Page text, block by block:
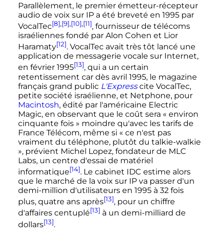
Parallèlement, le premier émetteur-récepteur
audio de voix sur IP a été breveté en 1995 par
VocalTec[8],[9],[10],[11], fournisseur de télécoms
israéliennes fondé par Alon Cohen et Lior
Haramaty[12]. VocalTec avait très tôt lancé une
application de messagerie vocale sur Internet,
en février 1995[13], qui a un certain
retentissement car dès avril 1995, le magazine
français grand public L'Expresscite VocalTec,
petite société israélienne, et Netphone, pour
Macintosh, édité par l'américaine Electric
Magic, en observant que le coût sera « environ
cinquante fois » moindre qu'avec les tarifs de
France Télécom, même si « ce n'est pas
vraiment du téléphone, plutôt du talkie-walkie
», prévient Michel Lopez, fondateur de MLC
Labs, un centre d'essai de matériel
informatique[14]. Le cabinet IDC estime alors
que le marché de la voix sur IP va passer d'un
demi-million d'utilisateurs en 1995 à 32 fois
plus, quatre ans après[13], pour un chiffre
d'affaires centuplé[13] à un demi-milliard de
dollars[13].